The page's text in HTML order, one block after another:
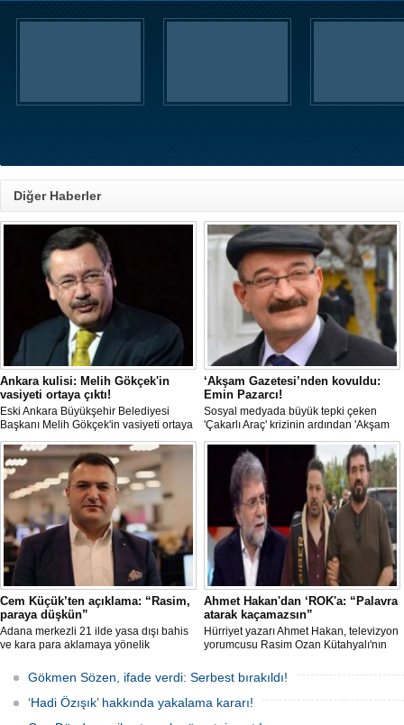
Diğer Haberler
Ankara kulisi: Melih Gökçek'in
vasiyeti ortaya çıktı!
Eski Ankara Büyükşehir Belediyesi
Başkanı Melih Gökçek'in vasiyeti ortaya
çıktı. İddiaya göre Gökçek; vefat
ettiğinde Şeyh Ali Semerkandi
Türbesi'nin bulunduğu mezarlığa
defnedilmek istediğini söyledi.
‘Akşam Gazetesi’nden kovuldu:
Emin Pazarcı!
Sosyal medyada büyük tepki çeken
'Çakarlı Araç' krizinin ardından 'Akşam
Gazetesi'nde Emin Pazarcı’nın görevine
son verildi. Pazarcı'nın yerine gelen isim
ise Yusuf Alabarda oldu.
Cem Küçük’ten açıklama: “Rasim,
paraya düşkün”
Adana merkezli 21 ilde yasa dışı bahis
ve kara para aklamaya yönelik
Ozan Kütahyalı'yla ilgili Cem Küçük
dikkat çeken bir açıklamada bulundu.
Cem Küçük, Kütahyalı'nın adını
kullanarak bir iş insanını tehdit edip,
Ahmet Hakan'dan ‘ROK'a: “Palavra
atarak kaçamazsın”
Hürriyet yazarı Ahmet Hakan, televizyon
yorumcusu Rasim Ozan Kütahyalı'nın
gözaltına alınmasına ilişkin, "'Ben Akın
Gürlek’e yakınım' palavrası atarak Yüce
Türk adaletinin elinden kaçmak asla
Gökmen Sözen, ifade verdi: Serbest bırakıldı!
‘Hadi Özışık’ hakkında yakalama kararı!